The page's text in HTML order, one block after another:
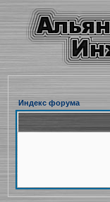
Индекс форума